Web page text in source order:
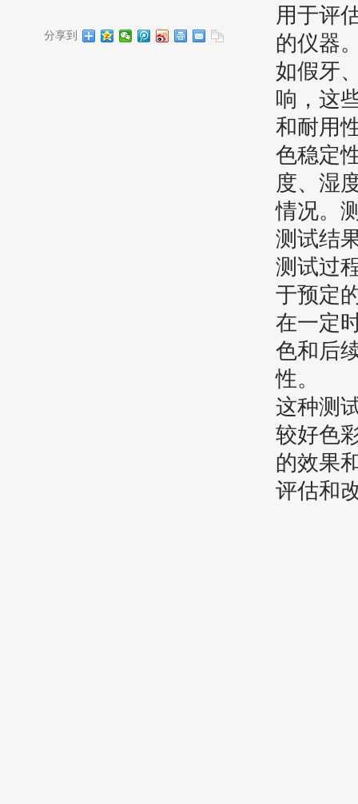
分享到
用于评
的仪器
如假牙
响，这
和耐用
色稳定
度、湿
情况。
测试结
测试过
于预定
在一定
色和后
性。
这种测
较好色
的效果
评估和